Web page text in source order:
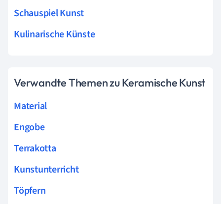
Schauspiel Kunst
Kulinarische Künste
Verwandte Themen zu Keramische Kunst
Material
Engobe
Terrakotta
Kunstunterricht
Töpfern